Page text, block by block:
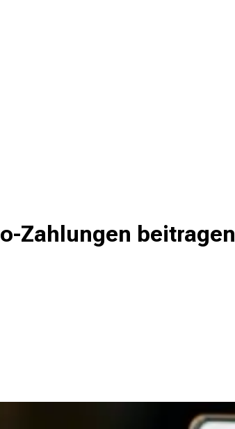
Zahlungen beitragen